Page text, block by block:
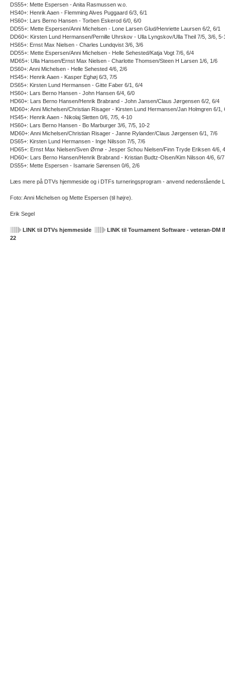
DS55+: Mette Espersen - Anita Rasmussen w.o.
HS40+: Henrik Aaen - Flemming Alves Puggaard 6/3, 6/1
HS60+: Lars Berno Hansen - Torben Eskerod 6/0, 6/0
DD55+: Mette Espersen/Anni Michelsen - Lone Larsen Glud/Henriette Laursen 6/2, 6/1
DD60+: Kirsten Lund Hermansen/Pernille Uhrskov - Ulla Lyngskov/Ulla Theil 7/5, 3/6, 5-
HS65+: Ernst Max Nielsen - Charles Lundqvist 3/6, 3/6
DD55+: Mette Espersen/Anni Michelsen - Helle Sehested/Katja Vogt 7/6, 6/4
MD65+: Ulla Hansen/Ernst Max Nielsen - Charlotte Thomsen/Steen H Larsen 1/6, 1/6
DS60+: Anni Michelsen - Helle Sehested 4/6, 2/6
HS45+: Henrik Aaen - Kasper Eghøj 6/3, 7/5
DS65+: Kirsten Lund Hermansen - Gitte Faber 6/1, 6/4
HS60+: Lars Berno Hansen - John Hansen 6/4, 6/0
HD60+: Lars Berno Hansen/Henrik Brabrand - John Jansen/Claus Jørgensen 6/2, 6/4
MD60+: Anni Michelsen/Christian Risager - Kirsten Lund Hermansen/Jan Holmgren 6/1,
HS45+: Henrik Aaen - Nikolaj Sletten 0/6, 7/5, 4-10
HS60+: Lars Berno Hansen - Bo Marburger 3/6, 7/5, 10-2
MD60+: Anni Michelsen/Christian Risager - Janne Rylander/Claus Jørgensen 6/1, 7/6
DS65+: Kirsten Lund Hermansen - Inge Nilsson 7/5, 7/6
HD65+: Ernst Max Nielsen/Sven Ørnø - Jesper Schou Nielsen/Finn Tryde Eriksen 4/6,
HD60+: Lars Berno Hansen/Henrik Brabrand - Kristian Budtz-Olsen/Kim Nilsson 4/6, 6/7
DS55+: Mette Espersen - Isamarie Sørensen 0/6, 2/6
Læs mere på DTVs hjemmeside og i DTFs turneringsprogram - anvend nedenstående
Foto: Anni Michelsen og Mette Espersen (til højre).
Erik Segel
LINK til DTVs hjemmeside
LINK til Tournament Software - veteran-DM
22